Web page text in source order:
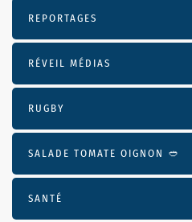
REPORTAGES
RÉVEIL MÉDIAS
RUGBY
SALADE TOMATE OIGNON 🥙
SANTÉ